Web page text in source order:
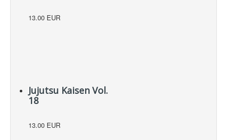
13.00 EUR
Jujutsu Kaisen Vol.
18
13.00 EUR